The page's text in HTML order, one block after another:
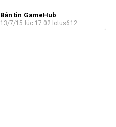
Bản tin GameHub
13/7/15 lúc 17:02 lotus612